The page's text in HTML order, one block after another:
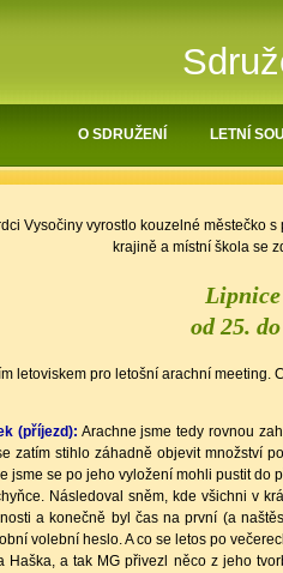
O SDRUŽENÍ LETNÍ
Vysočiny vyrostlo kouzelné městečko
krajině a místní škola se
Lipnice
od 25.
letoviskem pro letošní arachní meeting.
(příjezd): Arachne jsme tedy rovnou
zatím stihlo záhadně objevit množství
jsme se po jeho vyložení mohli pustit do
Následoval sněm, kde všichni v
a konečně byl čas na první (a
volební heslo. A co se letos po
Haška, a tak MG přivezl něco z jeho